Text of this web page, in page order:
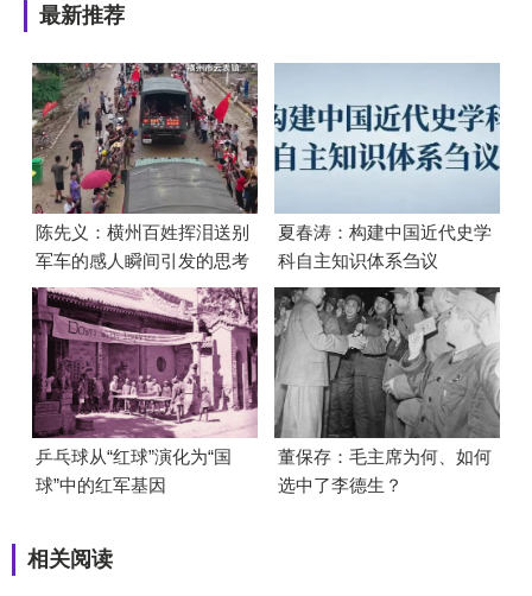
最新推荐
陈先义：横州百姓挥泪送别
军车的感人瞬间引发的思考
夏春涛：构建中国近代史学
科自主知识体系刍议
乒乓球从“红球”演化为“国
球”中的红军基因
董保存：毛主席为何、如何
选中了李德生？
相关阅读